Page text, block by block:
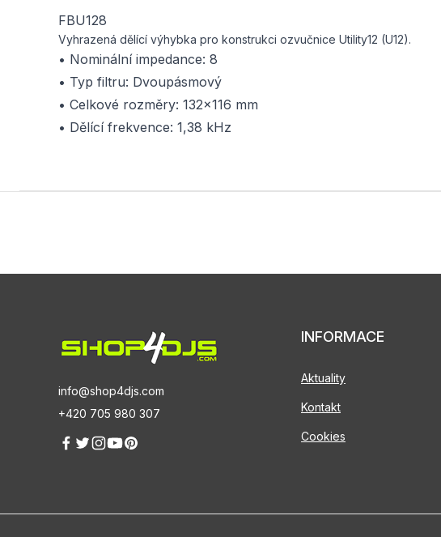
FBU128
Vyhrazená dělící výhybka pro konstrukci ozvučnice Utility12 (U12).
• Nominální impedance: 8
• Typ filtru: Dvoupásmový
• Celkové rozměry: 132x116 mm
• Dělící frekvence: 1,38 kHz
info@shop4djs.com
+420 705 980 307
INFORMACE
Aktuality
Kontakt
Cookies